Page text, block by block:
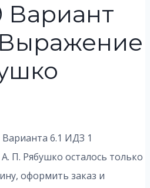
Вариант
Выражение
6.1 ИДЗ 1
П. Рябушко осталось только
оформить заказ и